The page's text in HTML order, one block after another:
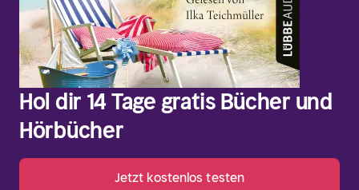
Hol dir 14 Tage gratis Bücher und
Hörbücher
Jetzt kostenlos testen